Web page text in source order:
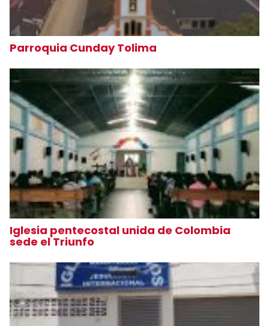
Parroquia Cunday Tolima
Iglesia pentecostal unida de Colombia
sede el Triunfo